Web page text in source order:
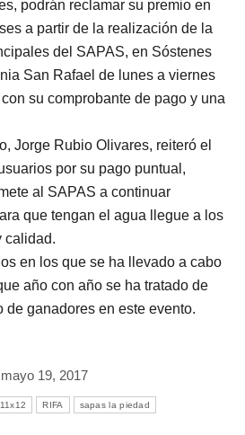
podrán reclamar su premio en
a partir de la realización de la
del SAPAS, en Sóstenes
San Rafael de lunes a viernes
su comprobante de pago y una
Jorge Rubio Olivares, reiteró el
por su pago puntual,
al SAPAS a continuar
que tengan el agua llegue a los
calidad.
en los que se ha llevado a cabo
año con año se ha tratado de
de ganadores en este evento.
mayo 19, 2017
11x12 RIFA sapas la piedad